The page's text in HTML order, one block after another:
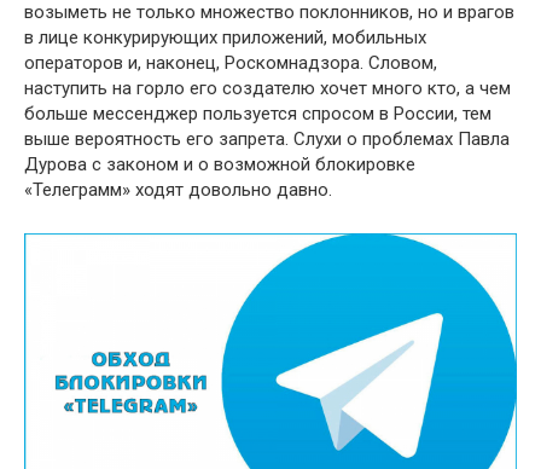
возыметь не только множество поклонников, но и врагов
в лице конкурирующих приложений, мобильных
операторов и, наконец, Роскомнадзора. Словом,
наступить на горло его создателю хочет много кто, а чем
больше мессенджер пользуется спросом в России, тем
выше вероятность его запрета. Слухи о проблемах Павла
Дурова с законом и о возможной блокировке
«Телеграмм» ходят довольно давно.